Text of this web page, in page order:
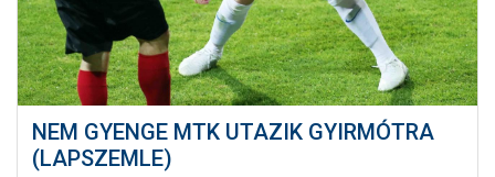
NEM GYENGE MTK UTAZIK GYIRMÓTRA
(LAPSZEMLE)